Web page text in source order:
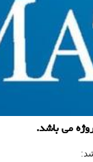
می باشد.